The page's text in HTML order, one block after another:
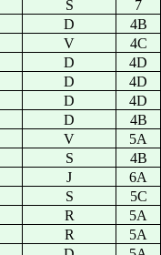
S 7
D 4B
V 4C
D 4D
D 4D
D 4D
D 4B
V 5A
S 4B
J 6A
S 5C
R 5A
R 5A